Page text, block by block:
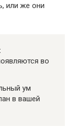
или же они
во
ум
в вашей